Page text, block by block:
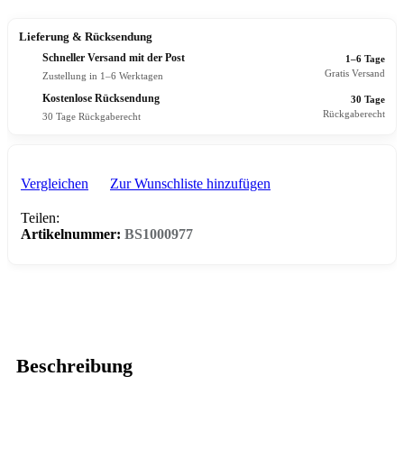
Lieferung & Rücksendung
Schneller Versand mit der Post
Zustellung in 1–6 Werktagen
1–6 Tage
Gratis Versand
Kostenlose Rücksendung
30 Tage Rückgaberecht
30 Tage
Rückgaberecht
Vergleichen Zur Wunschliste hinzufügen
Teilen:
Artikelnummer: BS1000977
Beschreibung